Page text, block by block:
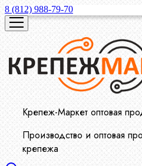
8 (812) 988-79-70
Крепеж-Маркет оптовая
Производство и оптовая
крепежа